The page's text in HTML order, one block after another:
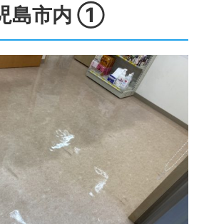
島市内 ①